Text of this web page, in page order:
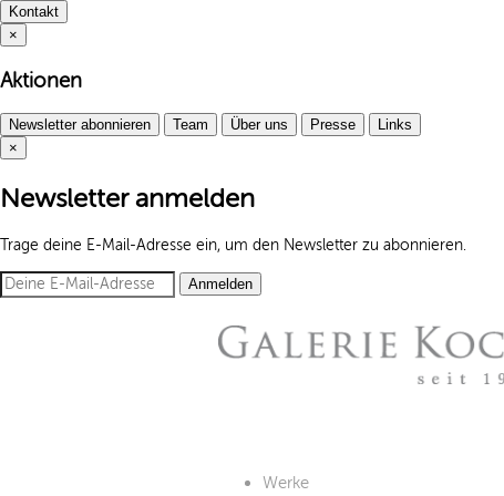
Kontakt
×
Aktionen
Newsletter abonnieren Team Über uns Presse
Links
×
Newsletter anmelden
Trage deine E-Mail-Adresse ein, um den Newsletter zu abonnieren.
Anmelden
Werke